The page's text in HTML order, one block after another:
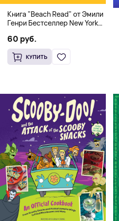
Книга "Beach Read" от Эмили
Генри Бестселлер New York
60 руб.
КУПИТЬ